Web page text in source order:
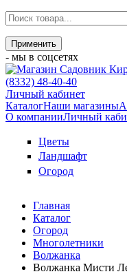
- мы в соцсетях
(8332) 48-40-40
Личный кабинет
КаталогНаши магазины
О компанииЛичный
Цветы
Ландшафт
Огород
Главная
Каталог
Огород
Многолетники
Волжанка
Волжанка Мисти